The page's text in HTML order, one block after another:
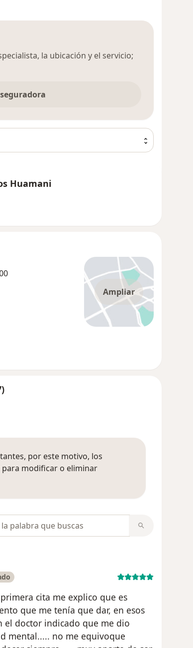
la ubicación y el servicio;
Huamani
Ampliar
por este motivo, los
modificar o eliminar
opiniones
cita me explico que es
que me tenía que dar, en esos
el doctor indicado que me dio
mental..... no me equivoque